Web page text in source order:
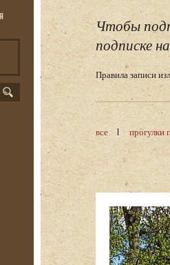
Чтобы
подписке
Правила записи
все прогулки